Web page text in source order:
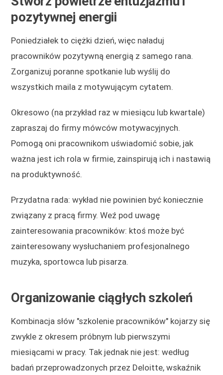
pozytywnej energii
Poniedziałek to ciężki dzień, więc naładuj
pracowników pozytywną energią z samego rana.
Zorganizuj poranne spotkanie lub wyślij do
wszystkich maila z motywującym cytatem.
Okresowo (na przykład raz w miesiącu lub kwartale)
zapraszaj do firmy mówców motywacyjnych.
Pomogą oni pracownikom uświadomić sobie, jak
ważna jest ich rola w firmie, zainspirują ich i nastawią
na produktywność.
Przydatna rada: wykład nie powinien być koniecznie
związany z pracą firmy. Weź pod uwagę
zainteresowania pracowników: ktoś może być
zainteresowany wysłuchaniem profesjonalnego
muzyka, sportowca lub pisarza.
Organizowanie ciągłych szkoleń
Kombinacja słów "szkolenie pracowników" kojarzy się
zwykle z okresem próbnym lub pierwszymi
miesiącami w pracy. Tak jednak nie jest: według
badań przeprowadzonych przez Deloitte, wskaźnik